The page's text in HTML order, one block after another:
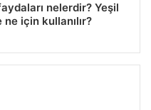
nelerdir? Yeşil
için kullanılır?